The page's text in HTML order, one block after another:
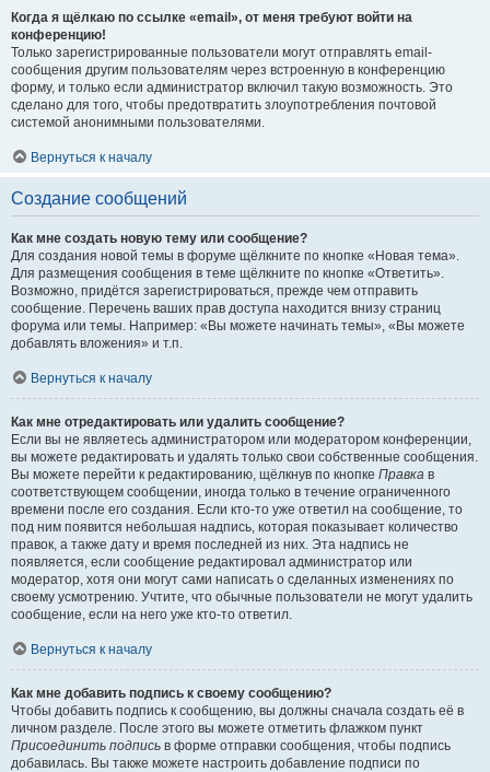
Когда я щёлкаю по ссылке «email», от меня требуют войти на
конференцию!
Только зарегистрированные пользователи могут отправлять email-
сообщения другим пользователям через встроенную в конференцию
форму, и только если администратор включил такую возможность. Это
сделано для того, чтобы предотвратить злоупотребления почтовой
системой анонимными пользователями.
Вернуться к началу
Создание сообщений
Как мне создать новую тему или сообщение?
Для создания новой темы в форуме щёлкните по кнопке «Новая тема».
Для размещения сообщения в теме щёлкните по кнопке «Ответить».
Возможно, придётся зарегистрироваться, прежде чем отправить
сообщение. Перечень ваших прав доступа находится внизу страниц
форума или темы. Например: «Вы можете начинать темы», «Вы можете
добавлять вложения» и т.п.
Вернуться к началу
Как мне отредактировать или удалить сообщение?
Если вы не являетесь администратором или модератором конференции,
вы можете редактировать и удалять только свои собственные сообщения.
Вы можете перейти к редактированию, щёлкнув по кнопке Правка в
соответствующем сообщении, иногда только в течение ограниченного
времени после его создания. Если кто-то уже ответил на сообщение, то
под ним появится небольшая надпись, которая показывает количество
правок, а также дату и время последней из них. Эта надпись не
появляется, если сообщение редактировал администратор или
модератор, хотя они могут сами написать о сделанных изменениях по
своему усмотрению. Учтите, что обычные пользователи не могут удалить
сообщение, если на него уже кто-то ответил.
Вернуться к началу
Как мне добавить подпись к своему сообщению?
Чтобы добавить подпись к сообщению, вы должны сначала создать её в
личном разделе. После этого вы можете отметить флажком пункт
Присоединить подпись в форме отправки сообщения, чтобы подпись
добавилась. Вы также можете настроить добавление подписи по